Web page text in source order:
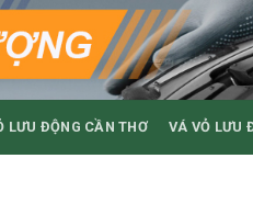
LƯU ĐỘNG CẦN THƠ VÁ VỎ LƯU